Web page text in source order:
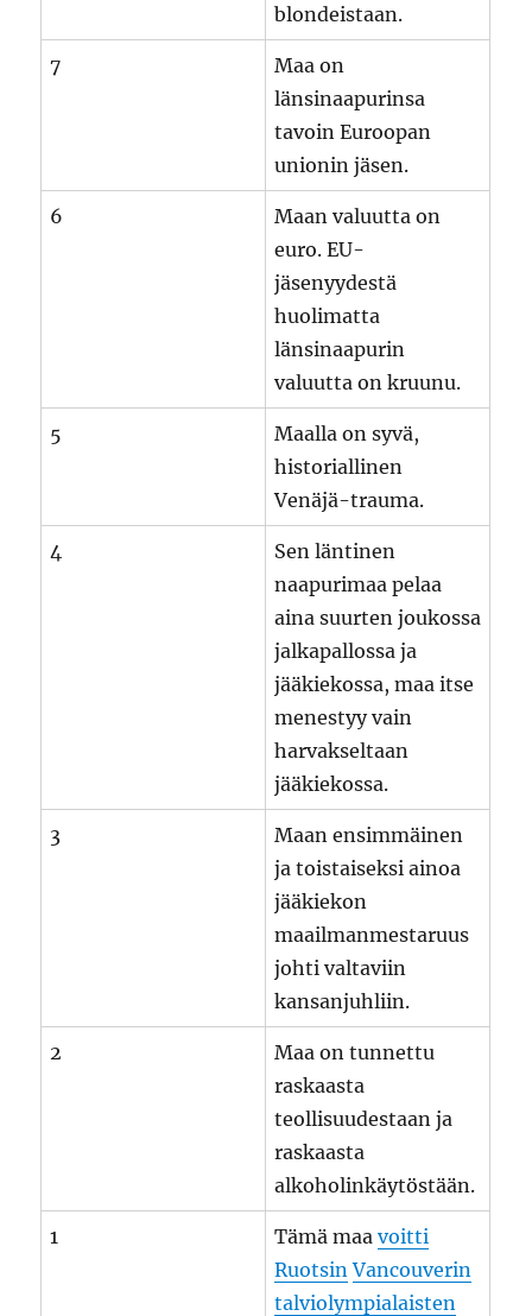
blondeistaan.
7
Maa on
länsinaapurinsa
tavoin Euroopan
unionin jäsen.
6
Maan valuutta on
euro. EU-
jäsenyydestä
huolimatta
länsinaapurin
valuutta on kruunu.
5
Maalla on syvä,
historiallinen
Venäjä-trauma.
4
Sen läntinen
naapurimaa pelaa
aina suurten joukossa
jalkapallossa ja
jääkiekossa, maa itse
menestyy vain
harvakseltaan
jääkiekossa.
3
Maan ensimmäinen
ja toistaiseksi ainoa
jääkiekon
maailmanmestaruus
johti valtaviin
kansanjuhliin.
2
Maa on tunnettu
raskaasta
teollisuudestaan ja
raskaasta
alkoholinkäytöstään.
1 Tämä maavoitti
Ruotsin Vancouverin
talviolympialaisten